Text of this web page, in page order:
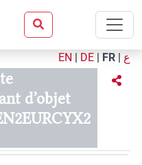
EN | DE | FR | ع
d’objet